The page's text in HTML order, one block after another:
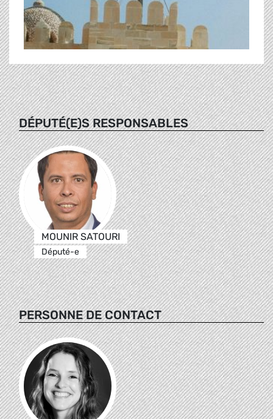
DÉPUTÉ(E)S RESPONSABLES
MOUNIR SATOURI
Député-e
PERSONNE DE CONTACT